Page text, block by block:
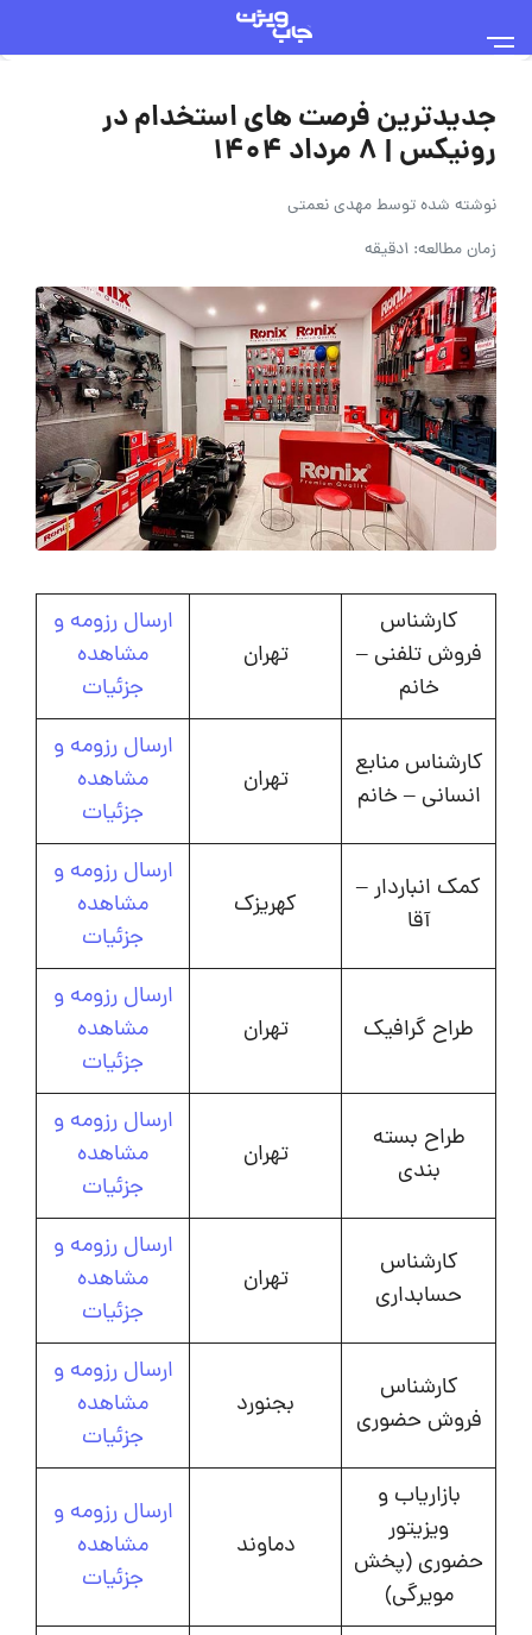
جدیدترین فرصت های استخدام در
رونیکس | 8 مرداد 1404
نوشته شده توسطمهدی نعمتی
زمان مطالعه: 1دقیقه
کارشناس
فروش تلفنی –
خانم
تهران
ارسال رزومه و
مشاهده
جزئیات
کارشناس منابع
انسانی – خانم
تهران
ارسال رزومه و
مشاهده
جزئیات
کمک انباردار –
آقا
کهریزک
ارسال رزومه و
مشاهده
جزئیات
طراح گرافیک تهران
ارسال رزومه و
مشاهده
جزئیات
طراح بسته
بندی
تهران
ارسال رزومه و
مشاهده
جزئیات
کارشناس
حسابداری
تهران
ارسال رزومه و
مشاهده
جزئیات
کارشناس
فروش حضوری
بجنورد
ارسال رزومه و
مشاهده
جزئیات
بازاریاب و
ویزیتور
حضوری (پخش
مویرگی)
دماوند
ارسال رزومه و
مشاهده
جزئیات